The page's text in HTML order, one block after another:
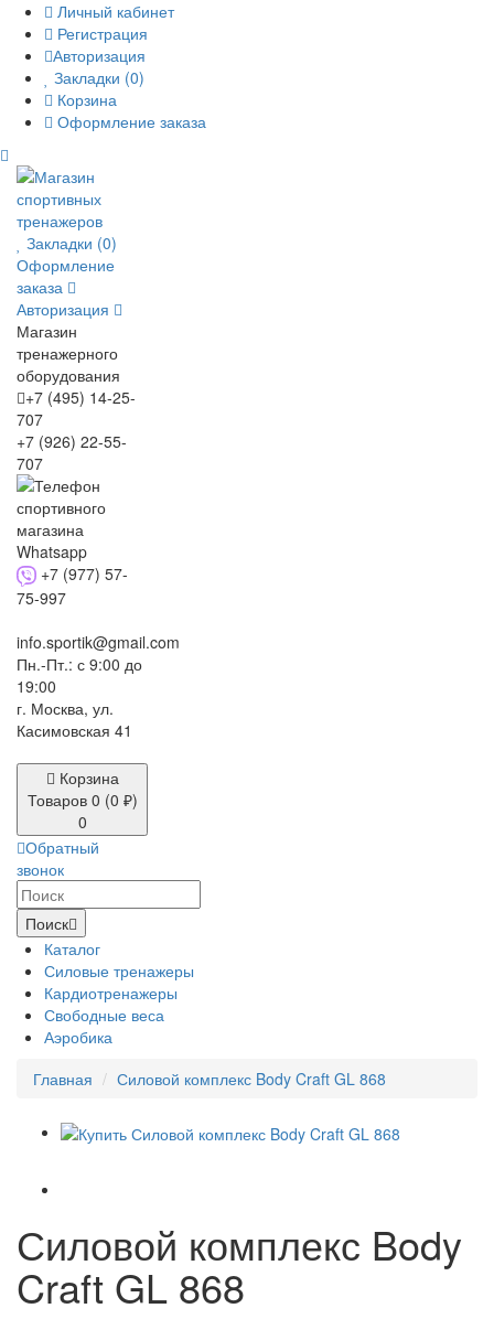
Личный кабинет
Регистрация
Авторизация
Закладки (0)
Корзина
Оформление заказа
Закладки (0)
Оформление
заказа
Авторизация
Магазин
тренажерного
оборудования
+7 (495) 14-25-
707
+7 (926) 22-55-
707
+7 (977) 57-
75-997
info.sportik@gmail.com
Пн.-Пт.: с 9:00 до
19:00
г. Москва, ул.
Касимовская 41
Корзина
Товаров 0 (0 ₽)
0
Обратный
звонок
Поиск
Каталог
Силовые тренажеры
Кардиотренажеры
Свободные веса
Аэробика
Главная
Силовой комплекс Body Craft GL 868
Силовой комплекс Body
Craft GL 868